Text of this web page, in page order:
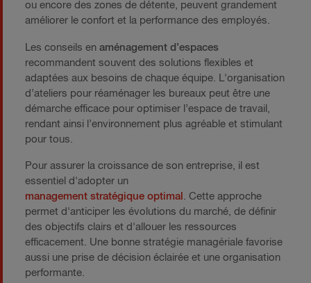
ou encore des zones de détente, peuvent grandement
améliorer le confort et la performance des employés.
Les conseils en aménagement d’espaces
recommandent souvent des solutions flexibles et
adaptées aux besoins de chaque équipe. L'organisation
d’ateliers pour réaménager les bureaux peut être une
démarche efficace pour optimiser l’espace de travail,
rendant ainsi l’environnement plus agréable et stimulant
pour tous.
Pour assurer la croissance de son entreprise, il est
essentiel d'adopter un
management stratégique optimal
. Cette approche
permet d'anticiper les évolutions du marché, de définir
des objectifs clairs et d'allouer les ressources
efficacement. Une bonne stratégie managériale favorise
aussi une prise de décision éclairée et une organisation
performante.